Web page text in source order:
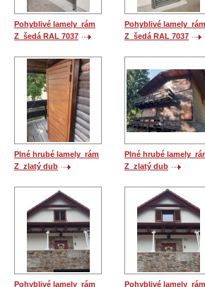
Pohyblivé lamely_rám
Z_šedá RAL 7037
Pohyblivé lamely_rám
Z_šedá RAL 7037
Plné hrubé lamely_rám
Z_zlatý dub
Plné hrubé
Z_zlatý dub
Pohyblivé lamely_rám Pohyblivé lamely_rám